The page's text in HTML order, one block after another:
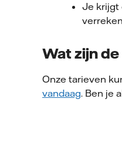
Je krijgt
Wat zijn
Onze tarieven
vandaag. Ben je